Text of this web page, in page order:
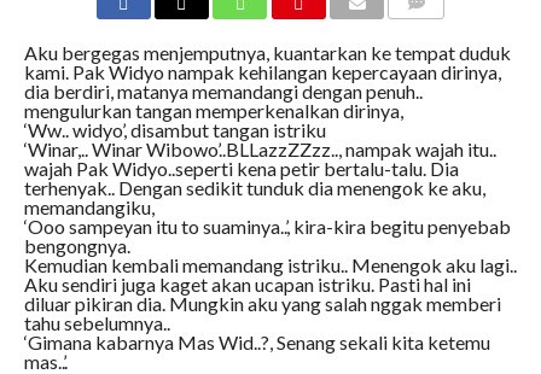
Aku bergegas menjemputnya, kuantarkan ke tempat duduk
kami. Pak Widyo nampak kehilangan kepercayaan dirinya,
dia berdiri, matanya memandangi dengan penuh..
mengulurkan tangan memperkenalkan dirinya,
‘Ww.. widyo’, disambut tangan istriku
‘Winar,.. Winar Wibowo’..BLLazzZZzz.., nampak wajah itu..
wajah Pak Widyo..seperti kena petir bertalu-talu. Dia
terhenyak.. Dengan sedikit tunduk dia menengok ke aku,
memandangiku,
‘Ooo sampeyan itu to suaminya..’, kira-kira begitu penyebab
bengongnya.
Kemudian kembali memandang istriku.. Menengok aku lagi..
Aku sendiri juga kaget akan ucapan istriku. Pasti hal ini
diluar pikiran dia. Mungkin aku yang salah nggak memberi
tahu sebelumnya..
‘Gimana kabarnya Mas Wid..?, Senang sekali kita ketemu
mas..’.